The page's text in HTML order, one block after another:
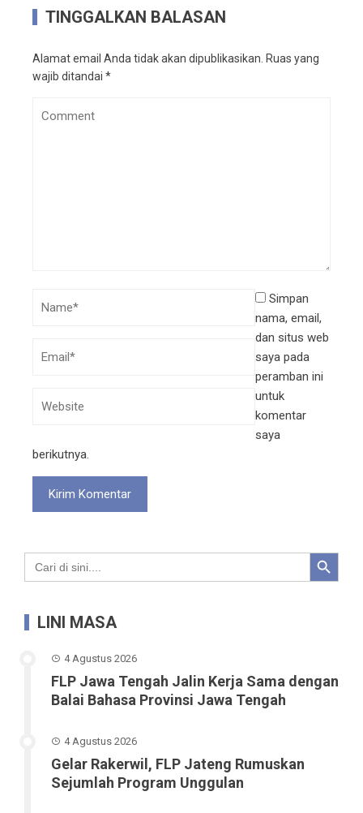
TINGGALKAN BALASAN
Alamat email Anda tidak akan dipublikasikan. Ruas yang
wajib ditandai *
Simpan
nama, email,
dan situs web
saya pada
peramban ini
untuk
komentar
saya
berikutnya.
Search
for:
Search Button
LINI MASA
4 Agustus 2026
FLP Jawa Tengah Jalin Kerja Sama dengan
Balai Bahasa Provinsi Jawa Tengah
4 Agustus 2026
Gelar Rakerwil, FLP Jateng Rumuskan
Sejumlah Program Unggulan